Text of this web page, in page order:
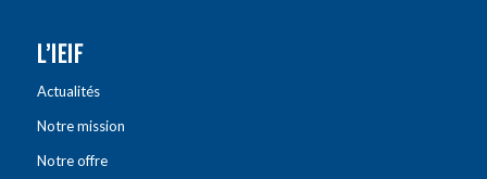
L’IEIF
Actualités
Notre mission
Notre offre